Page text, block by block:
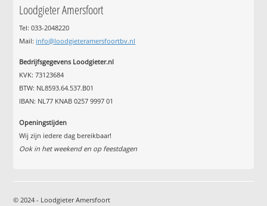
Loodgieter Amersfoort
Tel: 033-2048220
Mail: info@loodgieteramersfoortbv.nl
Bedrijfsgegevens Loodgieter.nl
KVK: 73123684
BTW: NL8593.64.537.B01
IBAN: NL77 KNAB 0257 9997 01
Openingstijden
Wij zijn iedere dag bereikbaar!
Ook in het weekend en op feestdagen
© 2024 - Loodgieter Amersfoort